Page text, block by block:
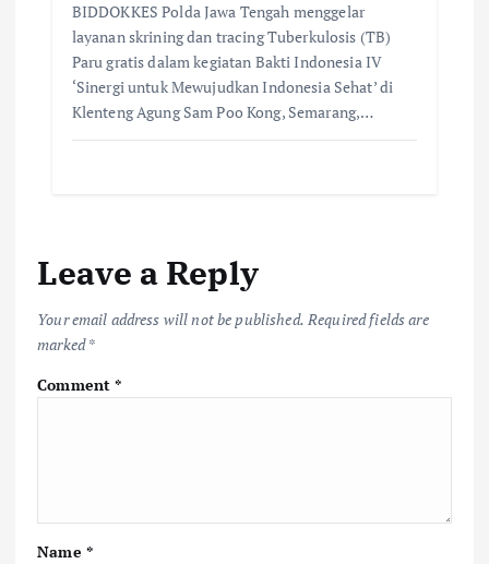
BIDDOKKES Polda Jawa Tengah menggelar
layanan skrining dan tracing Tuberkulosis (TB)
Paru gratis dalam kegiatan Bakti Indonesia IV
‘Sinergi untuk Mewujudkan Indonesia Sehat’ di
Klenteng Agung Sam Poo Kong, Semarang,…
Leave a Reply
Your email address will not be published. Required fields are
marked*
Comment*
Name *